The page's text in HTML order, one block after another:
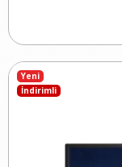
Yeni
İndirimli